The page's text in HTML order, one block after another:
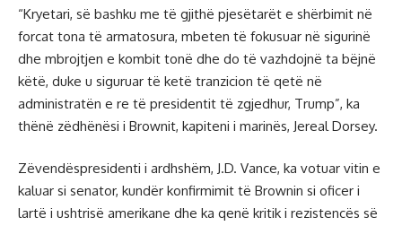
“Kryetari, së bashku me të gjithë pjesëtarët e shërbimit në
forcat tona të armatosura, mbeten të fokusuar në sigurinë
dhe mbrojtjen e kombit tonë dhe do të vazhdojnë ta bëjnë
këtë, duke u siguruar të ketë tranzicion të qetë në
administratën e re të presidentit të zgjedhur, Trump”, ka
thënë zëdhënësi i Brownit, kapiteni i marinës, Jereal Dorsey.
Zëvendëspresidenti i ardhshëm, J.D. Vance, ka votuar vitin e
kaluar si senator, kundër konfirmimit të Brownin si oficer i
lartë i ushtrisë amerikane dhe ka qenë kritik i rezistencës së